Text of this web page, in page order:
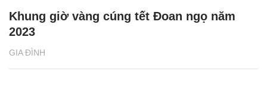
GIA ĐÌNH
Khung giờ vàng cúng tết Đoan ngọ năm
2023